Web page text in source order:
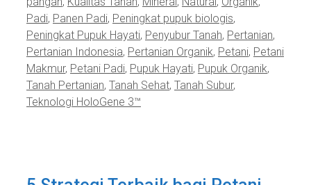
Padi, Panen Padi, Peningkat pupuk biologis,
Peningkat Pupuk Hayati, Penyubur Tanah, Pertanian,
Pertanian Indonesia, Pertanian Organik, Petani, Petani
Makmur, Petani Padi, Pupuk Hayati, Pupuk Organik,
Tanah Pertanian, Tanah Sehat, Tanah Subur,
Teknologi HoloGene 3™